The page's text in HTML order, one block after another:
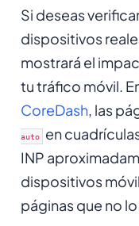
Si deseas
dispositivos
mostrará el
tu tráfico móvil.
CoreDash, las
auto en
INP
dispositivos
páginas que no